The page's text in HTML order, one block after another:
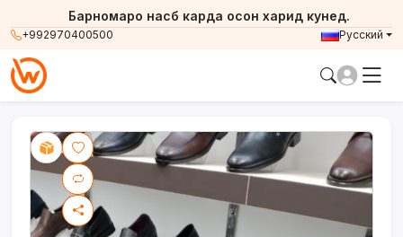
+992970400500
Барномаро насб карда осон харид кунед.
Русский